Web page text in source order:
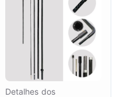
Detalhes dos